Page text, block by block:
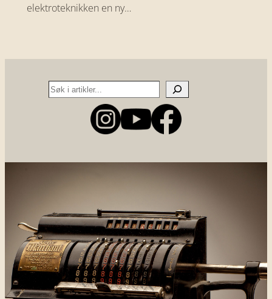
elektroteknikken en ny…
Search